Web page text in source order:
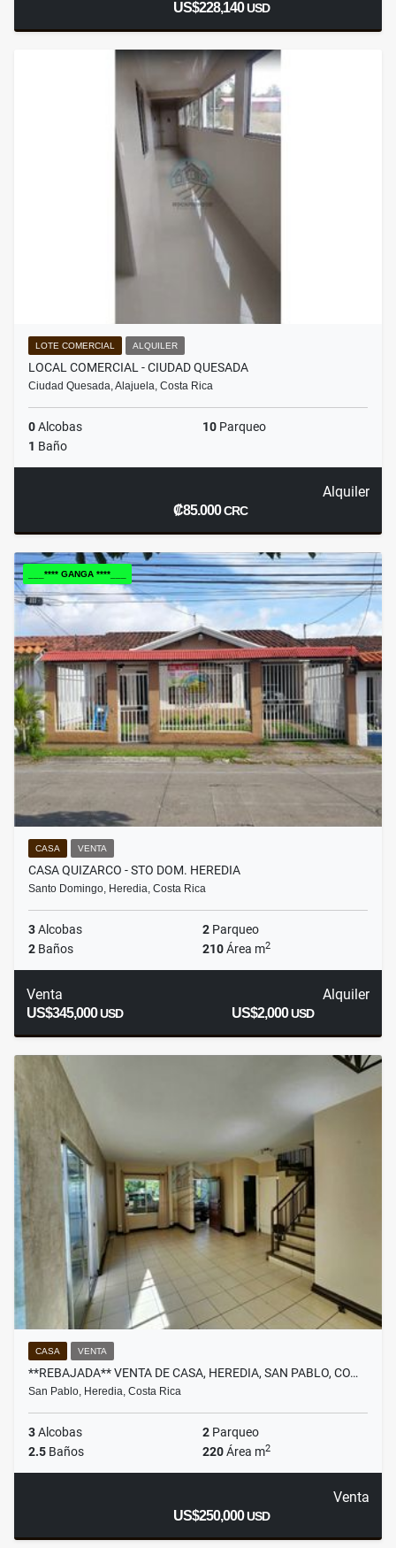
US$228,140USD
LOTE COMERCIAL ALQUILER
LOCAL COMERCIAL - CIUDAD QUESADA
Ciudad Quesada, Alajuela, Costa Rica
0Alcobas 10 Parqueo
1 Baño
Alquiler
₡85.000CRC
___**** GANGA ****___
CASA VENTA
CASA QUIZARCO - STO DOM. HEREDIA
Santo Domingo, Heredia, Costa Rica
3Alcobas 2 Parqueo
2 Baños 210Área m2
Venta
US$345,000USD
Alquiler
US$2,000USD
CASA VENTA
**REBAJADA** VENTA DE CASA, HEREDIA, SAN PABLO, CO…
San Pablo, Heredia, Costa Rica
3Alcobas 2 Parqueo
2.5 Baños 220Área m2
Venta
US$250,000USD